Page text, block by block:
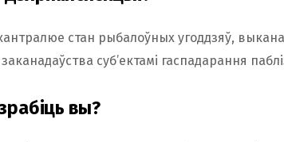
стан рыбалоўных угоддзяў,
суб’ектамі гаспадарання
вы?